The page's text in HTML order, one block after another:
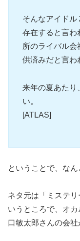
そんなアイドル
存在すると言わ
所のライバル
供済みだと言わ
来年の夏あたり
い。
[ATLAS]
ということで、なん
ネタ元は「ミステ
いうところで、オ
口敏太郎さんの会社